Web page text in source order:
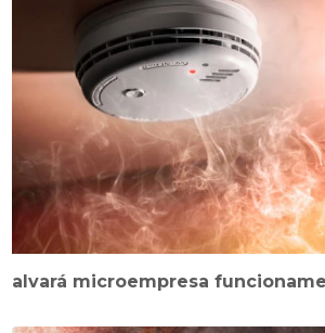
alvará microempresa